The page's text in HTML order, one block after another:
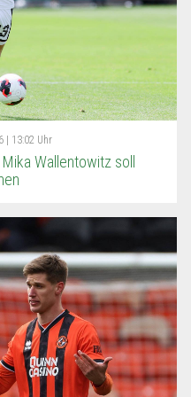
| 13:02 Uhr
Wallentowitz soll